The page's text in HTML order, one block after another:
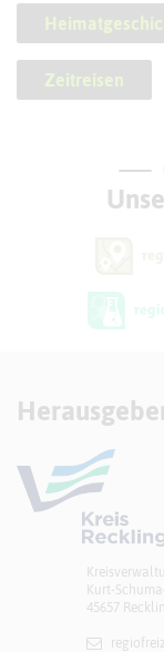
Zeitreisen
Kurt-
45657